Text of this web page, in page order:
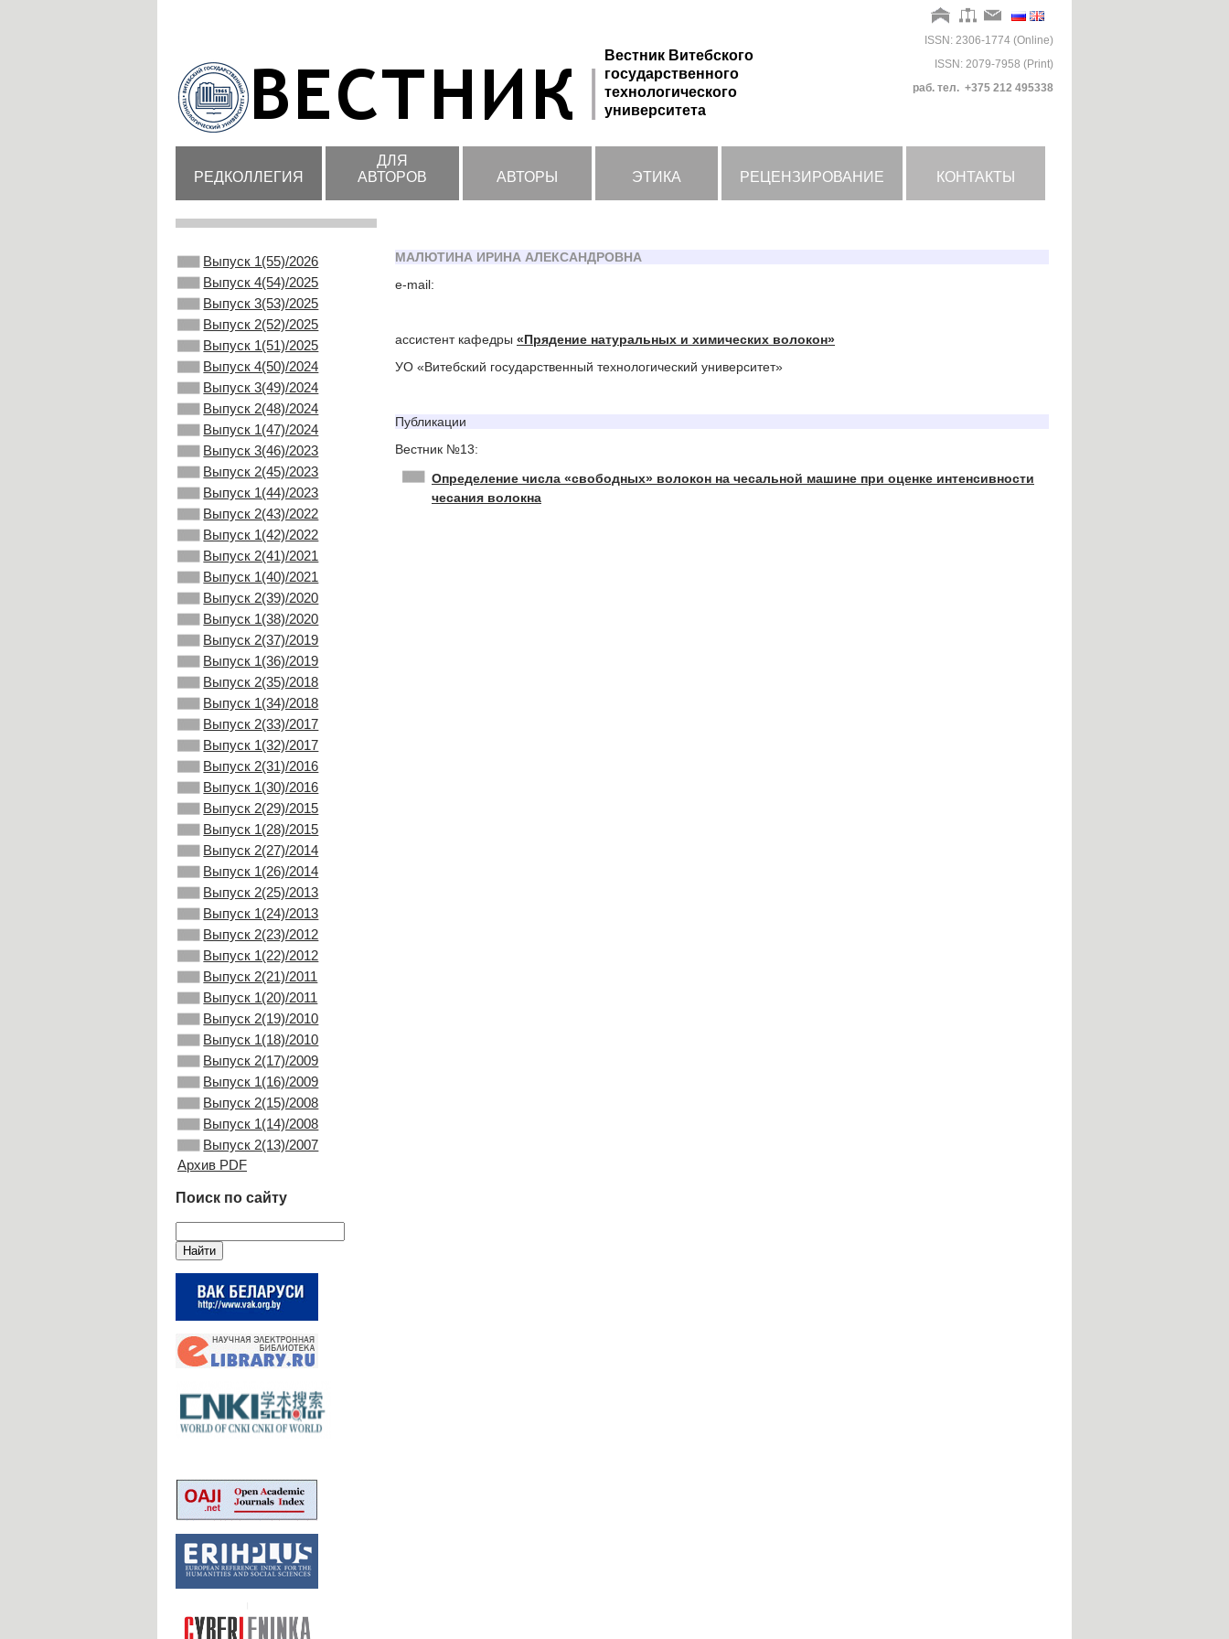
Вестник Витебского
государственного
технологического
университета
ISSN: 2306-1774 (Online)
ISSN: 2079-7958 (Print)
раб. тел. +375 212 495338
РЕДКОЛЛЕГИЯ
ДЛЯ
АВТОРОВ
АВТОРЫ ЭТИКА РЕЦЕНЗИРОВАНИЕ КОНТАКТЫ
Выпуск 1(55)/2026
Выпуск 4(54)/2025
Выпуск 3(53)/2025
Выпуск 2(52)/2025
Выпуск 1(51)/2025
Выпуск 4(50)/2024
Выпуск 3(49)/2024
Выпуск 2(48)/2024
Выпуск 1(47)/2024
Выпуск 3(46)/2023
Выпуск 2(45)/2023
Выпуск 1(44)/2023
Выпуск 2(43)/2022
Выпуск 1(42)/2022
Выпуск 2(41)/2021
Выпуск 1(40)/2021
Выпуск 2(39)/2020
Выпуск 1(38)/2020
Выпуск 2(37)/2019
Выпуск 1(36)/2019
Выпуск 2(35)/2018
Выпуск 1(34)/2018
Выпуск 2(33)/2017
Выпуск 1(32)/2017
Выпуск 2(31)/2016
Выпуск 1(30)/2016
Выпуск 2(29)/2015
Выпуск 1(28)/2015
Выпуск 2(27)/2014
Выпуск 1(26)/2014
Выпуск 2(25)/2013
Выпуск 1(24)/2013
Выпуск 2(23)/2012
Выпуск 1(22)/2012
Выпуск 2(21)/2011
Выпуск 1(20)/2011
Выпуск 2(19)/2010
Выпуск 1(18)/2010
Выпуск 2(17)/2009
Выпуск 1(16)/2009
Выпуск 2(15)/2008
Выпуск 1(14)/2008
Выпуск 2(13)/2007
Архив PDF
Поиск по сайту
МАЛЮТИНА ИРИНА АЛЕКСАНДРОВНА
e-mail:
ассистент кафедры «Прядение натуральных и химических волокон»
УО «Витебский государственный технологический университет»
Публикации
Вестник №13:
Определение числа «свободных» волокон на чесальной машине при оценке интенсивности
чесания волокна